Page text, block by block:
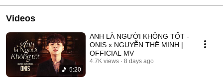
Videos
5:20
ANH LÀ NGƯỜI KHÔNG TỐT -
ONIS x NGUYỄN THẾ MINH |
OFFICIAL MV
4.7K views 8 days ago